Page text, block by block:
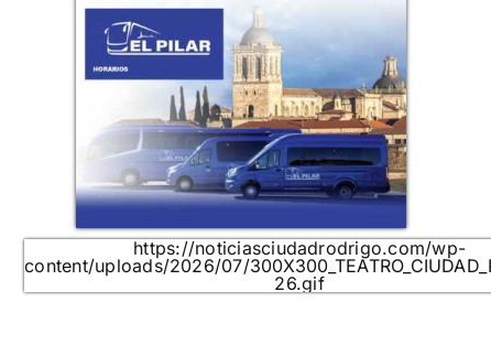
https://noticiasciudadrodrigo.com/wp-
content/uploads/2026/07/
26.gif